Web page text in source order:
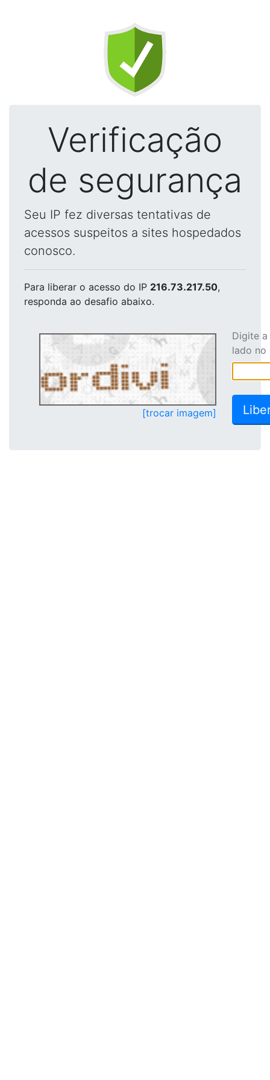
Verificação
de segurança
Seu IP fez diversas tentativas de
acessos suspeitos a sites hospedados
conosco.
Para liberar o acesso do IP 216.73.217.50,
responda ao desafio abaixo.
[trocar imagem]
Digite
lado no